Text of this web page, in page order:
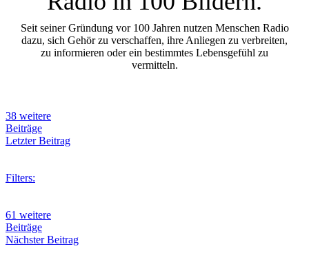
Seit seiner Gründung vor 100 Jahren nutzen Menschen Radio
dazu, sich Gehör zu verschaffen, ihre Anliegen zu verbreiten,
zu informieren oder ein bestimmtes Lebensgefühl zu
vermitteln.
38 weitere
Beiträge
Letzter Beitrag
Filters:
61 weitere
Beiträge
Nächster Beitrag